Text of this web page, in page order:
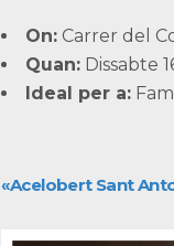
On:Carrer del
Quan:Dissabte
Ideal per a:
«Acelobert Sant